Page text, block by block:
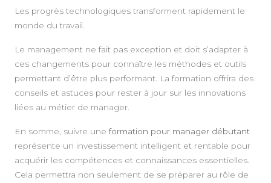
Les progrès technologiques transforment rapidement le
monde du travail.
Le management ne fait pas exception et doit s’adapter à
ces changements pour connaître les méthodes et outils
permettant d’être plus performant. La formation offrira des
conseils et astuces pour rester à jour sur les innovations
liées au métier de manager.
En somme, suivre uneformation pour manager débutant
représente un investissement intelligent et rentable pour
acquérir les compétences et connaissances essentielles.
Cela permettra non seulement de se préparer au rôle de